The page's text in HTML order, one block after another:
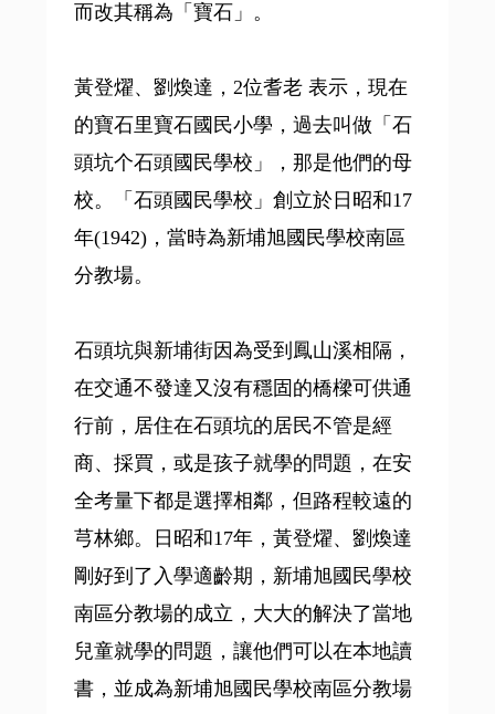
而改其稱為「寶石」。
黃登燿、劉煥達，2位耆老 表示，現在
的寶石里寶石國民小學，過去叫做「石
頭坑个石頭國民學校」，那是他們的母
校。「石頭國民學校」創立於日昭和17
年(1942)，當時為新埔旭國民學校南區
分教場。
石頭坑與新埔街因為受到鳳山溪相隔，
在交通不發達又沒有穩固的橋樑可供通
行前，居住在石頭坑的居民不管是經
商、採買，或是孩子就學的問題，在安
全考量下都是選擇相鄰，但路程較遠的
芎林鄉。日昭和17年，黃登燿、劉煥達
剛好到了入學適齡期，新埔旭國民學校
南區分教場的成立，大大的解決了當地
兒童就學的問題，讓他們可以在本地讀
書，並成為新埔旭國民學校南區分教場